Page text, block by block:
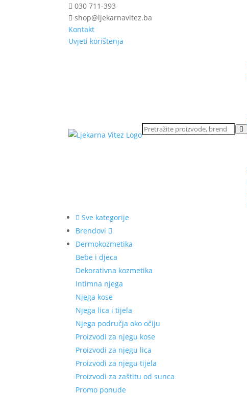
030 711-393
shop@ljekarnavitez.ba
Kontakt
Uvjeti korištenja
Sve kategorije
Brendovi
Dermokozmetika
Bebe i djeca
Dekorativna kozmetika
Intimna njega
Njega kose
Njega lica i tijela
Njega područja oko očiju
Proizvodi za njegu kose
Proizvodi za njegu lica
Proizvodi za njegu tijela
Proizvodi za zaštitu od sunca
Promo ponude